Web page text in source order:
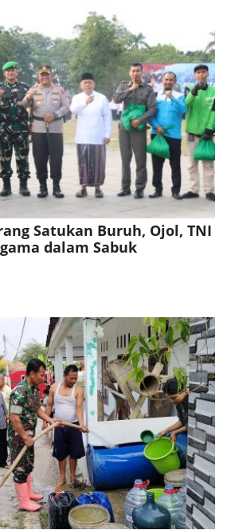
Satukan Buruh, Ojol, TNI
dalam Sabuk